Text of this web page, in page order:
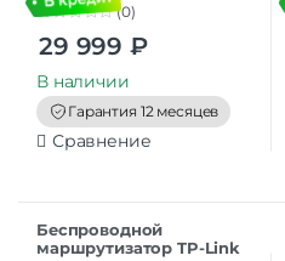
o
t
o
f
5
(0)
29 999 ₽
В наличии
Гарантия 12 месяцев
Сравнение
Беспроводной
маршрутизатор TP-Link